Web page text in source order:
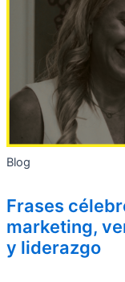
Blog
Frases
marketing,
y liderazgo